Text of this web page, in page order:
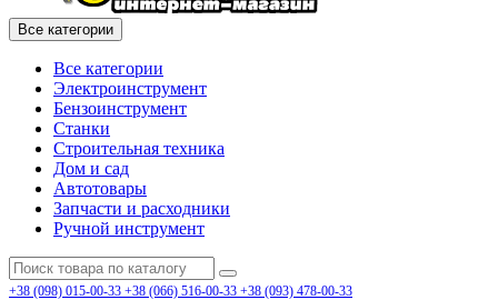
Все категории
Все категории
Электроинструмент
Бензоинструмент
Станки
Строительная техника
Дом и сад
Автотовары
Запчасти и расходники
Ручной инструмент
+38 (098) 015-00-33 +38 (066) 516-00-33 +38 (093) 478-00-33